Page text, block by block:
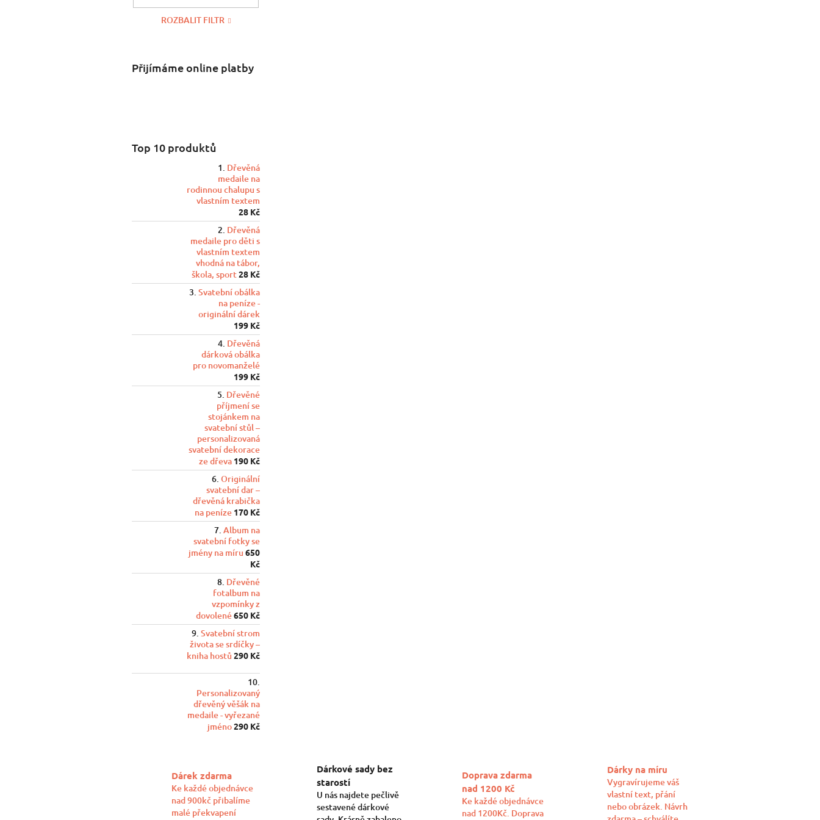
ROZBALIT FILTR
Přijímáme online platby
Top 10 produktů
Dřevěná
medaile na
rodinnou chalupu s
vlastním textem
28 Kč
Dřevěná
medaile pro děti s
vlastním textem
vhodná na tábor,
škola, sport28 Kč
Svatební obálka
na peníze -
originální dárek
199 Kč
Dřevěná
dárková obálka
pro novomanželé
199 Kč
Dřevěné
příjmení se
stojánkem na
svatební stůl –
personalizovaná
svatební dekorace
ze dřeva 190 Kč
Originální
svatební dar –
dřevěná krabička
na peníze 170 Kč
Album na
svatební fotky se
jmény na míru 650
Kč
Dřevěné
fotalbum na
vzpomínky z
dovolené650 Kč
Svatební strom
života se srdíčky –
kniha hostů 290 Kč
Personalizovaný
dřevěný věšák na
medaile - vyřezané
jméno290 Kč
Dárek zdarma
Ke každé objednávce
nad 900kč přibalíme
malé překvapení
Dárkové sady bez
starostí
U nás najdete pečlivě
sestavené dárkové
Doprava zdarma
nad 1200 Kč
Ke každé objednávce
nad 1200Kč. Doprava
Dárky na míru
Vygravírujeme váš
vlastní text, přání
nebo obrázek. Návrh